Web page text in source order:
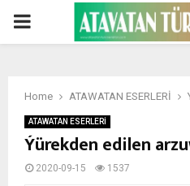
PRIMARY
Home ATAWATAN ESERLERİ
ATAWATAN ESERLERİ
Ýürekden edilen
2020-09-15 1537